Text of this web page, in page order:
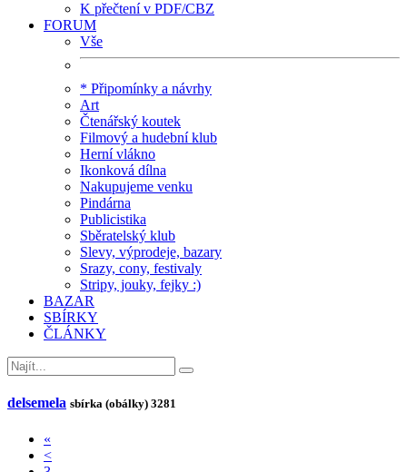
K přečtení v PDF/CBZ
FORUM
Vše
* Připomínky a návrhy
Art
Čtenářský koutek
Filmový a hudební klub
Herní vlákno
Ikonková dílna
Nakupujeme venku
Pindárna
Publicistika
Sběratelský klub
Slevy, výprodeje, bazary
Srazy, cony, festivaly
Stripy, jouky, fejky :)
BAZAR
SBÍRKY
ČLÁNKY
delsemela sbírka (obálky) 3281
«
<